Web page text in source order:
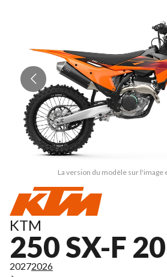
La version du modèle sur l'image
KTM
250 SX-F
20272026